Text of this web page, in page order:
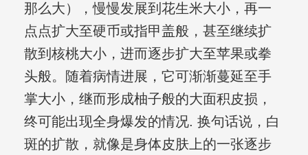
那么大），慢慢发展到花生米大小，再一
点点扩大至硬币或指甲盖般，甚至继续扩
散到核桃大小，进而逐步扩大至苹果或拳
头般。随着病情进展，它可渐渐蔓延至手
掌大小，继而形成柚子般的大面积皮损，
终可能出现全身爆发的情况. 换句话说，白
斑的扩散，就像是身体皮肤上的一张逐步